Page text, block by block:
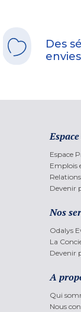
Des
envies
Espace
Emplois
Devenir
Nos
Odalys
La
Devenir
A
Qui
Nous